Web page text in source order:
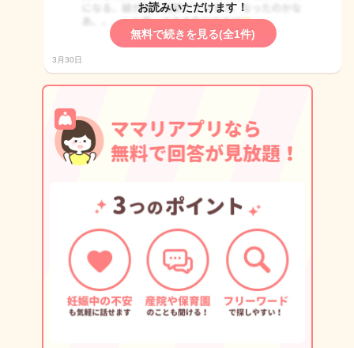
お読みいただけます！
無料で続きを見る(全1件)
3月30日